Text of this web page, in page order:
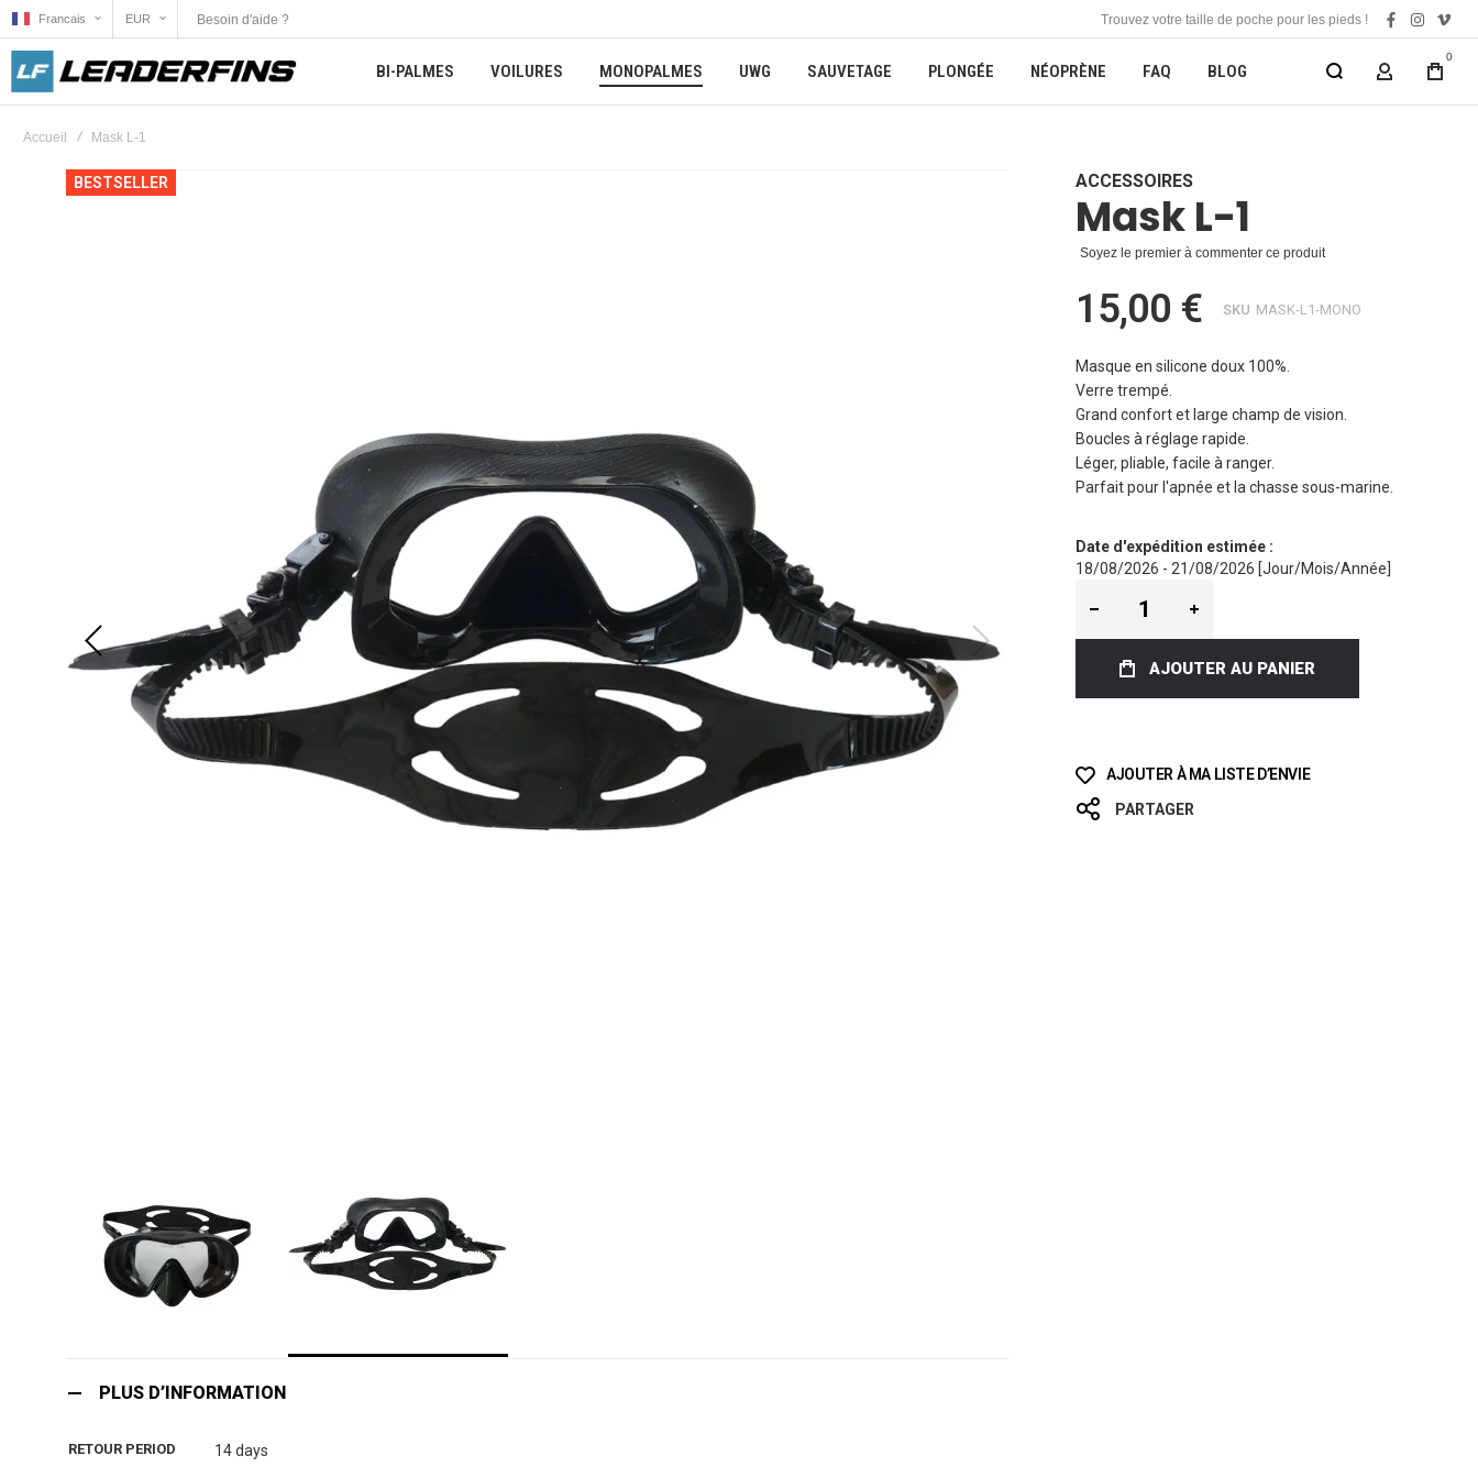
Francais EUR Besoin d'aide ? Trouvez votre taille de poche pour les pieds !
facebook
BI-PALMES VOILURES MONOPALMES UWG SAUVETAGE PLONGÉE NÉOPRÈNE FAQ BLOG MON
0
Accueil Mask L-1
Skip
to
to
of
BESTSELLER
PLUS D’INFORMATION
RETOUR PERIOD 14 days
ACCESSOIRES
Mask L-1
Soyez le premier à commenter ce produit
15,00 € SKU MASK-L1-MONO
Masque en silicone doux 100%.
Verre trempé.
Grand confort et large champ de vision.
Boucles à réglage rapide.
Léger, pliable, facile à ranger.
Parfait pour l'apnée et la chasse sous-marine.
Date d'expédition estimée :
18/08/2026 - 21/08/2026 [Jour/Mois/Année]
AJOUTER AU PANIER
AJOUTER À MA LISTE D’ENVIE
PARTAGER